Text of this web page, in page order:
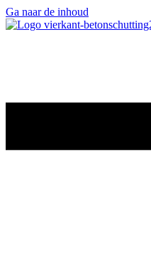
Ga naar de inhoud